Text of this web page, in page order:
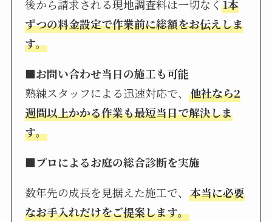
後から請求される現地調査料は一切なく1本
ずつの料金設定で作業前に総額をお伝えしま
す。
■お問い合わせ当日の施工も可能
熟練スタッフによる迅速対応で、他社なら2
週間以上かかる作業も最短当日で解決しま
す。
■プロによるお庭の総合診断を実施
数年先の成長を見据えた施工で、本当に必要
なお手入れだけをご提案します。